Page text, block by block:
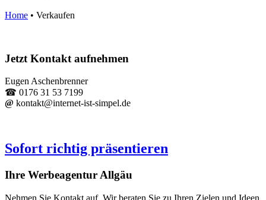
Home • Verkaufen
Jetzt Kontakt aufnehmen
Eugen Aschenbrenner
☎ 0176 31 53 7199
@ kontakt@internet-ist-simpel.de
Sofort richtig präsentieren
Ihre Werbeagentur Allgäu
Nehmen Sie Kontakt auf. Wir beraten Sie zu Ihren Zielen und Ideen